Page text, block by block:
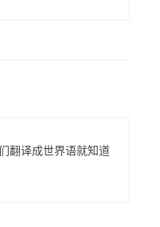
翻译成世界语就知道